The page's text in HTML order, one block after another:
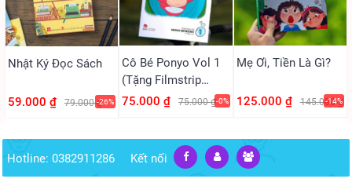
Nhật Ký Đọc Sách
59.000 ₫ 79.000 ₫-26%
Cô Bé Ponyo Vol 1
(Tặng Filmstrip
PVC)
75.000 ₫ 75.000 ₫-0%
Mẹ Ơi, Tiền Là Gì?
125.000 ₫ 145.000 ₫
-14%
Hotline: 0382911286 Kết nối